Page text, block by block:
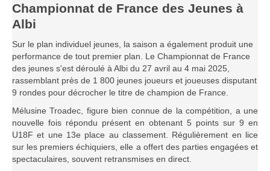
Championnat de France des Jeunes à
Albi
Sur le plan individuel jeunes, la saison a également produit une
performance de tout premier plan. Le Championnat de France
des jeunes s'est déroulé à Albi du 27 avril au 4 mai 2025,
rassemblant près de 1 800 jeunes joueurs et joueuses disputant
9 rondes pour décrocher le titre de champion de France.
Mélusine Troadec, figure bien connue de la compétition, a une
nouvelle fois répondu présent en obtenant 5 points sur 9 en
U18F et une 13e place au classement. Régulièrement en lice
sur les premiers échiquiers, elle a offert des parties engagées et
spectaculaires, souvent retransmises en direct.